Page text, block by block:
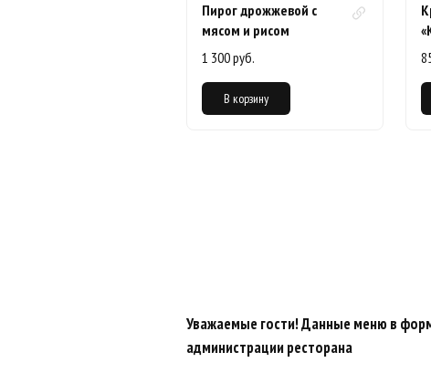
Пирог дрожжевой с
мясом и рисом
1 300 руб.
В корзину
Уважаемые гости! Данные меню в
администрации ресторана